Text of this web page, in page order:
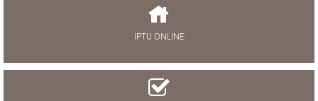
IPTU ONLINE